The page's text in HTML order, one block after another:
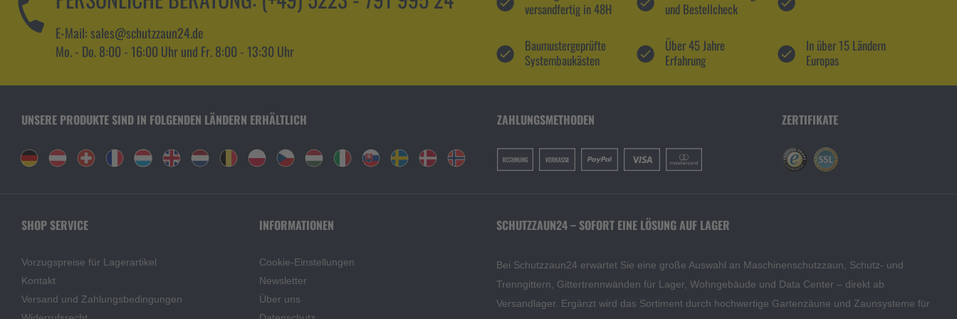
E-Mail: sales@schutzzaun24.de
Mo. - Do. 8:00 - 16:00 Uhr und Fr. 8:00 - 13:30 Uhr
versandfertig in 48H
und Bestellcheck
Baumustergeprüfte
Systembaukästen
Über 45 Jahre
Erfahrung
In über 15 Ländern
Europas
UNSERE PRODUKTE SIND IN FOLGENDEN LÄNDERN ERHÄLTLICH ZAHLUNGSMETHODEN ZERTIFIKATE
SHOP SERVICE
Vorzugspreise für Lagerartikel
Kontakt
Versand und Zahlungsbedingungen
INFORMATIONEN
Cookie-Einstellungen
Newsletter
Über uns
SCHUTZZAUN24 – SOFORT EINE LÖSUNG AUF LAGER
Bei Schutzzaun24 erwartet Sie eine große Auswahl an Maschinenschutzzaun, Schutz- und
Trenngittern, Gittertrennwänden für Lager, Wohngebäude und Data Center – direkt ab
Versandlager. Ergänzt wird das Sortiment durch hochwertige Gartenzäune und Zaunsysteme für